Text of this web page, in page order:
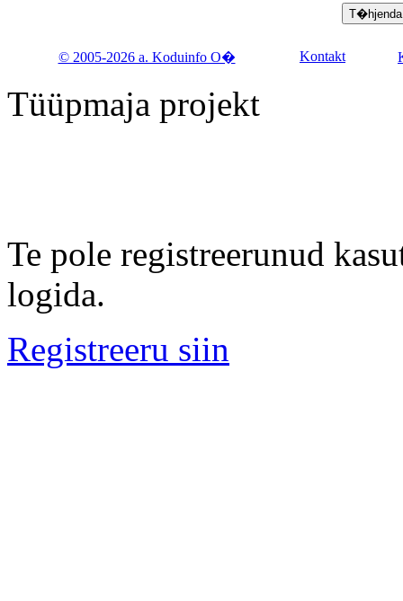
© 2005-2026 a. Koduinfo O� Kontakt
Tüüpmaja projekt
Te pole registreerunud
logida.
Registreeru siin